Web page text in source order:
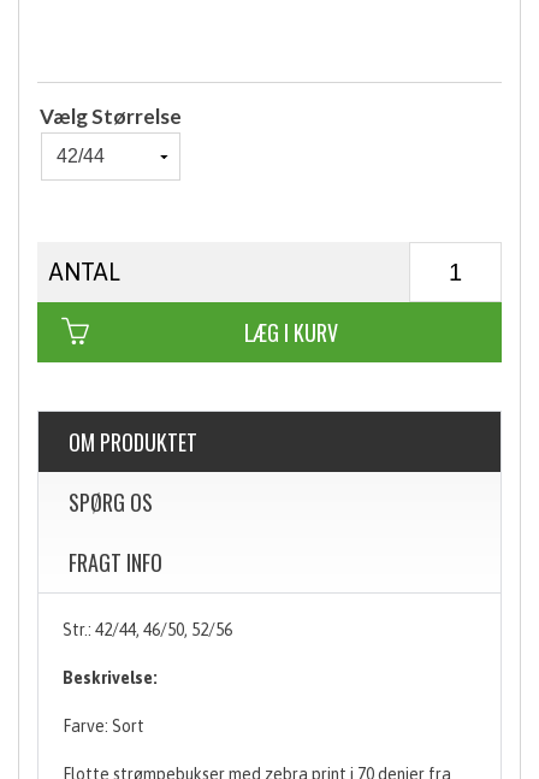
Vælg Størrelse
ANTAL
LÆG I KURV
OM PRODUKTET
SPØRG OS
FRAGT INFO
Str.: 42/44, 46/50, 52/56
Beskrivelse:
Farve: Sort
Flotte strømpebukser med zebra print i 70 denier fra